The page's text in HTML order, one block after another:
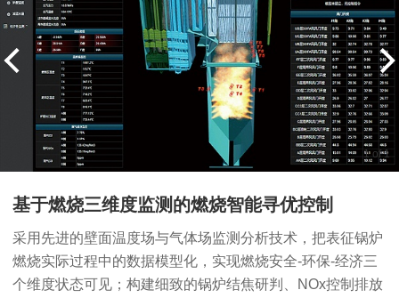
1of1
基于燃烧三维度监测的燃烧智能寻优控制
采用先进的壁面温度场与气体场监测分析技术，把表征锅炉
燃烧实际过程中的数据模型化，实现燃烧安全-环保-经济三
个维度状态可见；构建细致的锅炉结焦研判、NOx控制排放